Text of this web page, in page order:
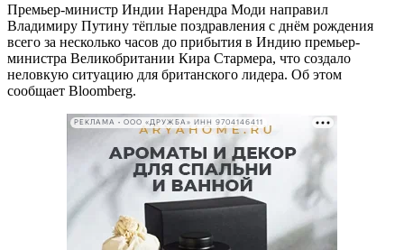
Премьер-министр Индии Нарендра Моди направил
Владимиру Путину тёплые поздравления с днём рождения
всего за несколько часов до прибытия в Индию премьер-
министра Великобритании Кира Стармера, что создало
неловкую ситуацию для британского лидера. Об этом
сообщает Bloomberg.
РЕКЛАМА • ООО «ДРУЖБА» ИНН 9704146411